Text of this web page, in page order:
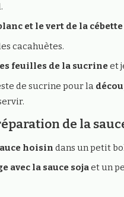
et le vert de la cébette
cacahuètes.
feuilles de la sucrineet
de sucrine pour la
de la
hoisin dans un petit
avec la sauce sojaet un